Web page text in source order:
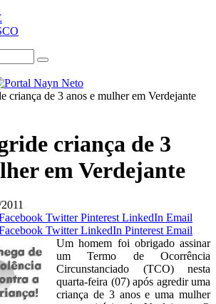
criança de 3 anos e mulher em Verdejante
criança de 3
em Verdejante
Twitter Pinterest LinkedIn Email
Twitter LinkedIn Pinterest Email
Um homem foi obrigado assinar
um Termo de Ocorrência
Circunstanciado (TCO) nesta
quarta-feira (07) após agredir uma
criança de 3 anos e uma mulher